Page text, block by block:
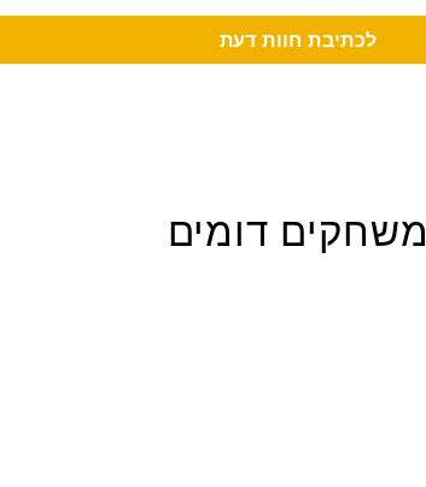
לכתיבת חוות דעת
משחקים דומים